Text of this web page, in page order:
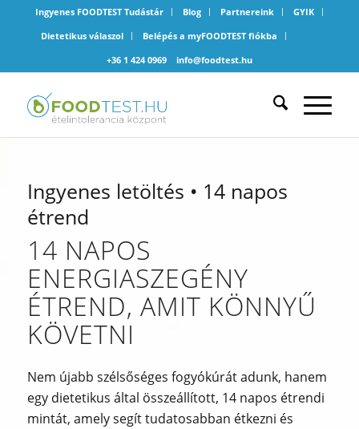
Ingyenes FOODTEST Tudástár Blog Partnereink
GYIK
Dietetikus válaszol
Belépés a myFOODTEST fiókba
+36 1 424 0969
info@foodtest.hu
Ingyenes letöltés • 14 napos
étrend
14 NAPOS
ENERGIASZEGÉNY
ÉTREND, AMIT KÖNNYŰ
KÖVETNI
Nem újabb szélsőséges fogyókúrát adunk, hanem
egy dietetikus által összeállított, 14 napos étrendi
mintát, amely segít tudatosabban étkezni és